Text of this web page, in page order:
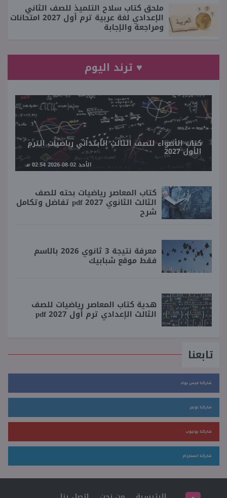
ملحق كتاب سلاح التلميذ للصف الثاني
الإعدادي لغة عربية ترم أول 2027 امتحانات
ومراجعة والإجابة
♥ ترند اليوم
كتاب الأضواء للصف الثالث الابتدائي رياضيات الترم
الأول 2027
الأحد 02-08-2026 02:54 مـ
كتاب المعاصر رياضيات بحته للصف
الثالث الثانوي 2027 pdf تفاضل وتكامل
شرح
معرفة نتيجة 3 ثانوي 2026 بالاسم
فقط موقع شبابيك
هدية كتاب المعاصر رياضيات للصف
الثالث الإعدادي ترم أول 2027 pdf
تابعنا
شاركنا فيس بوك
شاركنا تويتر
شاركنا يوتيوب
شاركنا انستجرام